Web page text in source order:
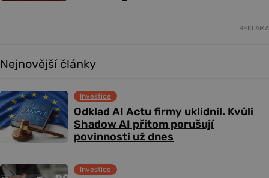
REKLAMA
Nejnovější články
Odklad AI Actu firmy uklidnil. Kvůli
Shadow AI přitom porušují
povinnosti už dnes
Investice
Investice